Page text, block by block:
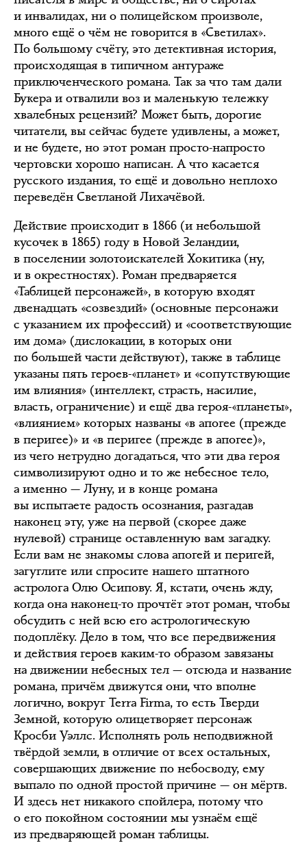
и инвалидах, ни о полицейском произволе,
много ещё о чём не говорится в «Светилах».
По большому счёту, это детективная история,
происходящая в типичном антураже
приключенческого романа. Так за что там дали
Букера и отвалили воз и маленькую тележку
хвалебных рецензий? Может быть, дорогие
читатели, вы сейчас будете удивлены, а может,
и не будете, но этот роман просто-напросто
чертовски хорошо написан. А что касается
русского издания, то ещё и довольно неплохо
переведён Светланой Лихачёвой.
Действие происходит в 1866 (и небольшой
кусочек в 1865) году в Новой Зеландии,
в поселении золотоискателей Хокитика (ну,
и в окрестностях). Роман предваряется
«Таблицей персонажей», в которую входят
двенадцать «созвездий» (основные персонажи
с указанием их профессий) и «соответствующие
им дома» (дислокации, в которых они
по большей части действуют), также в таблице
указаны пять героев-«планет» и «сопутствующие
им влияния» (интеллект, страсть, насилие,
власть, ограничение) и ещё два героя-«планеты»,
«влиянием» которых названы «в апогее (прежде
в перигее)» и «в перигее (прежде в апогее)»,
из чего нетрудно догадаться, что эти два героя
символизируют одно и то же небесное тело,
а именно — Луну, и в конце романа
вы испытаете радость осознания, разгадав
наконец эту, уже на первой (скорее даже
нулевой) странице оставленную вам загадку.
Если вам не знакомы слова апогей и перигей,
загуглите или спросите нашего штатного
астролога Олю Осипову. Я, кстати, очень жду,
когда она наконец-то прочтёт этот роман, чтобы
обсудить с ней всю его астрологическую
подоплёку. Дело в том, что все передвижения
и действия героев каким-то образом завязаны
на движении небесных тел — отсюда и название
романа, причём движутся они, что вполне
логично, вокруг Terra Firma, то есть Тверди
Земной, которую олицетворяет персонаж
Кросби Уэллс. Исполнять роль неподвижной
твёрдой земли, в отличие от всех остальных,
совершающих движение по небосводу, ему
выпало по одной простой причине — он мёртв.
И здесь нет никакого спойлера, потому что
о его покойном состоянии мы узнаём ещё
из предваряющей роман таблицы.